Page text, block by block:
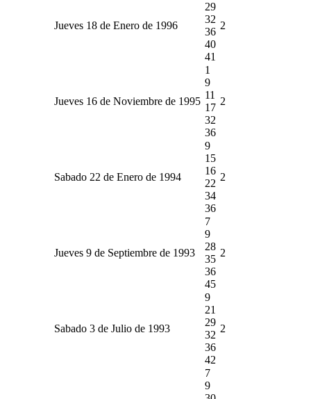
Jueves 18 de Enero de 1996
29
32
36
40
41
2
Jueves 16 de Noviembre de 1995
1
9
11
17
32
36
2
Sabado 22 de Enero de 1994
9
15
16
22
34
36
2
Jueves 9 de Septiembre de 1993
7
9
28
35
36
45
2
Sabado 3 de Julio de 1993
9
21
29
32
36
42
2
7
9